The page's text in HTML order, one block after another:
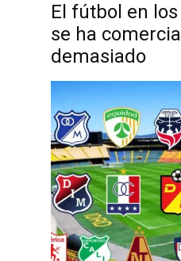
El fútbol en
se ha
demasiado